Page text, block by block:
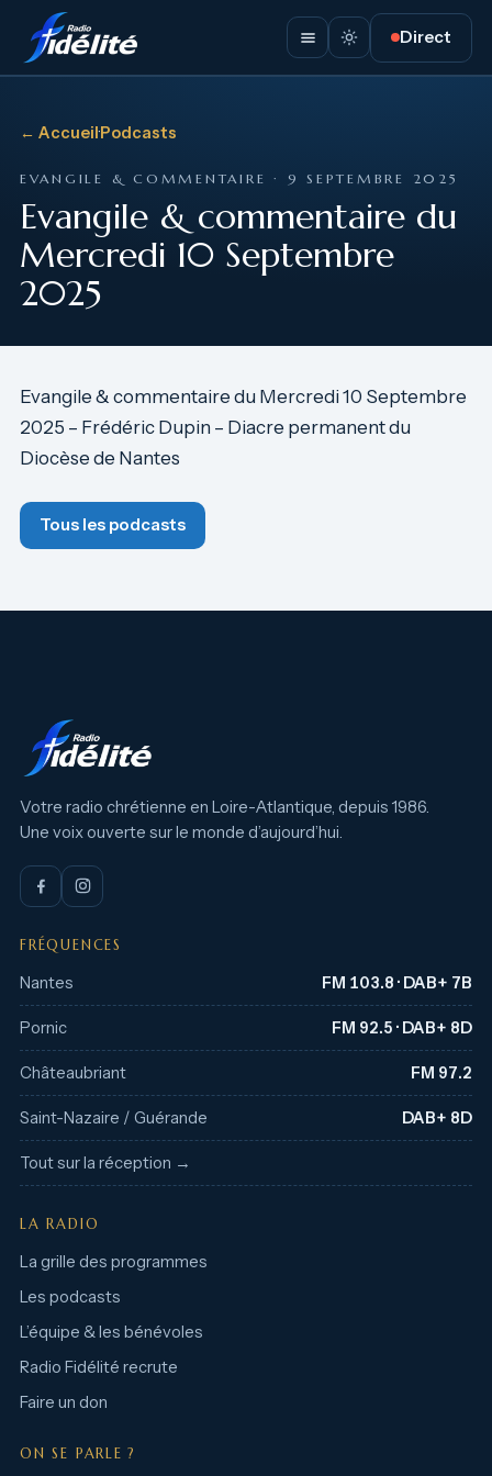
Direct
← Accueil·Podcasts
EVANGILE & COMMENTAIRE · 9 SEPTEMBRE 2025
Evangile & commentaire du
Mercredi 10 Septembre
2025
Evangile & commentaire du Mercredi 10 Septembre
2025 – Frédéric Dupin – Diacre permanent du
Diocèse de Nantes
Tous les podcasts
Votre radio chrétienne en Loire-Atlantique, depuis 1986.
Une voix ouverte sur le monde d’aujourd’hui.
FRÉQUENCES
Nantes FM 103.8 · DAB+ 7B
Pornic FM 92.5 · DAB+ 8D
Châteaubriant FM 97.2
Saint-Nazaire / Guérande DAB+ 8D
Tout sur la réception →
LA RADIO
La grille des programmes
Les podcasts
L’équipe & les bénévoles
Radio Fidélité recrute
Faire un don
ON SE PARLE ?